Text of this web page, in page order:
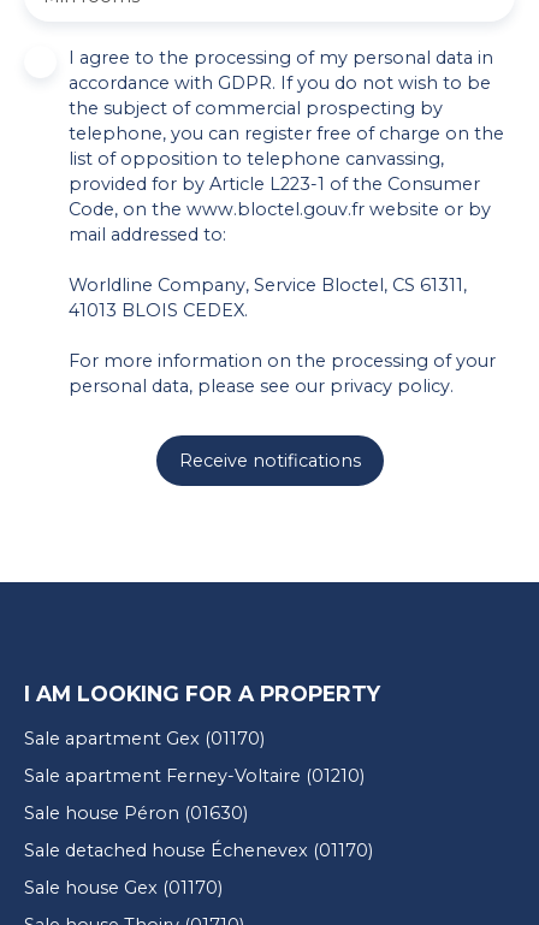
I agree to the processing of my personal data in
accordance with GDPR. If you do not wish to be
the subject of commercial prospecting by
telephone, you can register free of charge on the
list of opposition to telephone canvassing,
provided for by Article L223-1 of the Consumer
Code, on the www.bloctel.gouv.fr website or by
mail addressed to:
Worldline Company, Service Bloctel, CS 61311,
41013 BLOIS CEDEX.
For more information on the processing of your
personal data, please see our privacy policy.
Receive notifications
I AM LOOKING FOR A PROPERTY
Sale apartment Gex (01170)
Sale apartment Ferney-Voltaire (01210)
Sale house Péron (01630)
Sale detached house Échenevex (01170)
Sale house Gex (01170)